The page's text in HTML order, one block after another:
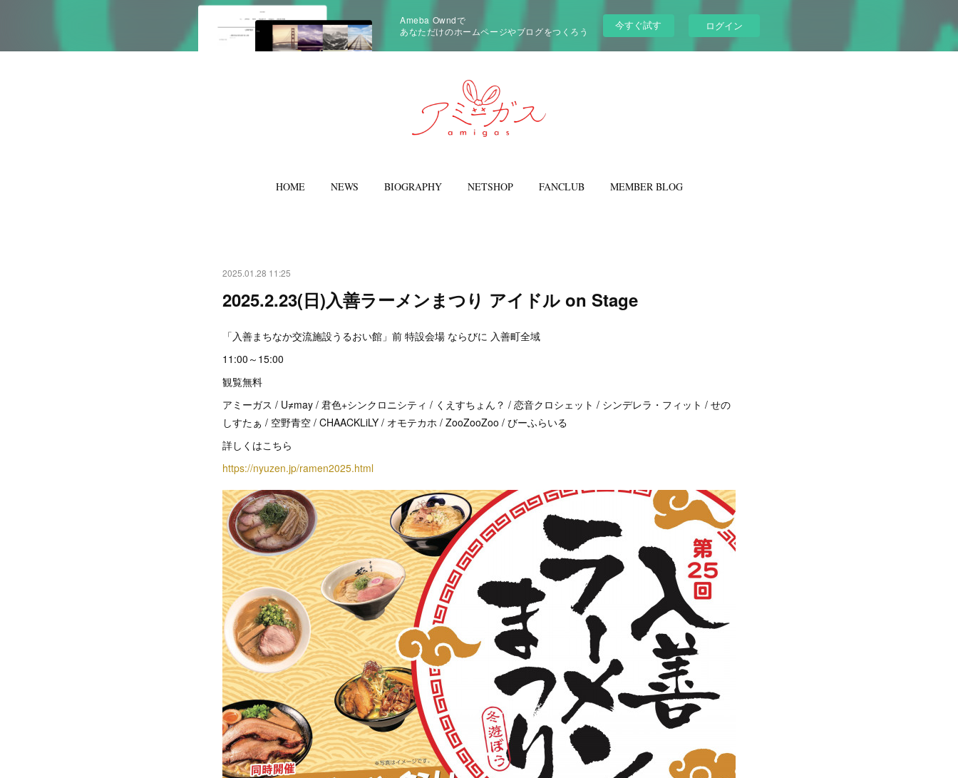
Ameba Owndで
あなただけのホームページやブログをつくろう
今すぐ試す ログイン
HOME NEWS BIOGRAPHY NETSHOP FANCLUB MEMBER BLOG
2025.01.28 11:25
2025.2.23(日)入善ラーメンまつり アイドル on Stage
「入善まちなか交流施設うるおい館」前 特設会場 ならびに 入善町全域
11:00～15:00
観覧無料
アミーガス / U≠may / 君色+シンクロニシティ / くえすちょん？ / 恋音クロシェット / シンデレラ・フィット / せの
しすたぁ / 空野青空 / CHAACKLiLY / オモテカホ / ZooZooZoo / びーふらいる
詳しくはこちら
https://nyuzen.jp/ramen2025.html